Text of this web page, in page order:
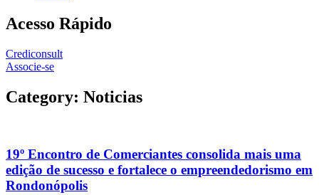
Acesso Rápido
Crediconsult
Associe-se
Category: Noticias
19º Encontro de Comerciantes consolida mais uma
edição de sucesso e fortalece o empreendedorismo em
Rondonópolis